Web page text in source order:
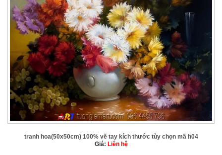
tranh hoa(50x50cm) 100% vẽ tay kích thước tùy chọn mã h04
Giá: Liên hệ